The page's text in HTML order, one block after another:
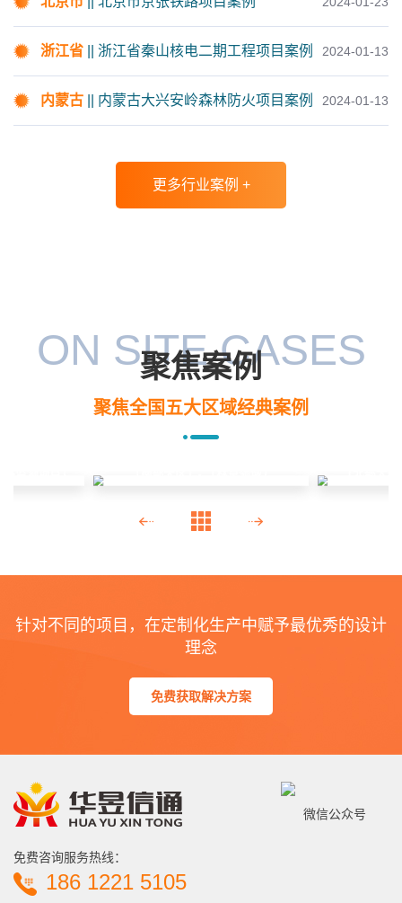
云南省 云南省中老铁路项目案例
内蒙古
目案例
浙江省自然保护区项目案例
江苏省
水利部交通运输部国家能源局/全
天候全自动高精度雨雪量计研发
云南省国有海寨林场信息化服务
贵州省高速公路视频监控加密项
云南省
云南省红河州林草森林防火项目
案例
浙江省 || 浙江省秦山核电二期工程项目案例 2024-01-13
内蒙古 || 内蒙古大兴安岭森林防火项目案例 2024-01-13
更多行业案例 +
ON SITE CASES
聚焦案例
聚焦全国五大区域经典案例
针对不同的项目，在定制化生产中赋予最优秀的设计
理念
免费获取解决方案
免费咨询服务热线：
186 1221 5105
微信公众号